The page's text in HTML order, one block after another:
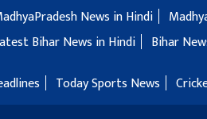
News in Hindi
Bihar News in Hindi Bihar
Today Sports News